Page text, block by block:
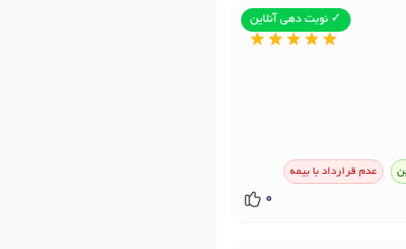
✓ نوبت دهی آنلاین
عدم قرارداد با بیمه
0